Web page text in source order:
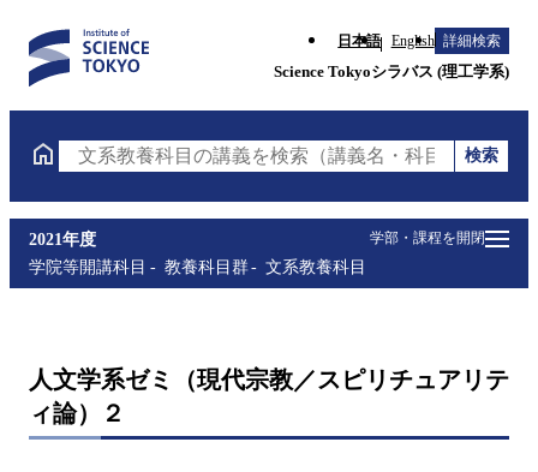
日本語 English 詳細検索
Science Tokyoシラバス (理工学系)
文系教養科目の講義を検索（講義名・科目コード・担
検索
学部・課程を開閉
2021年度
学院等開講科目
教養科目群 文系教養科目
人文学系ゼミ（現代宗教／スピリチュアリテ
ィ論）２